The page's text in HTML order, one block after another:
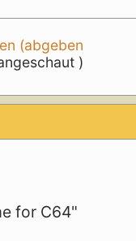
(abgeben
)
for C64"